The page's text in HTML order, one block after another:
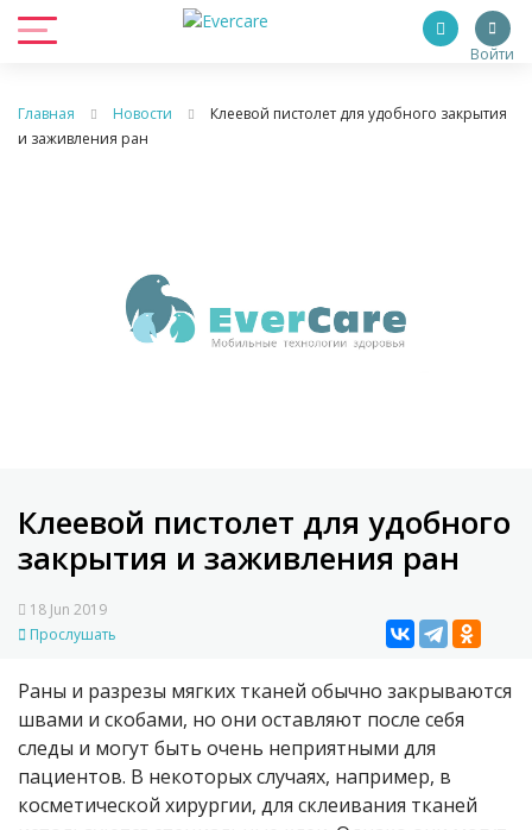
Войти
Главная Новости
Клеевой пистолет для удобного закрытия
и заживления ран
Клеевой пистолет для удобного
закрытия и заживления ран
18 Jun 2019
Прослушать
Раны и разрезы мягких тканей обычно закрываются
швами и скобами, но они оставляют после себя
следы и могут быть очень неприятными для
пациентов. В некоторых случаях, например, в
косметической хирургии, для склеивания тканей